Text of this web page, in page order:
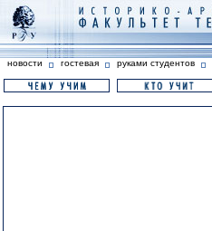
новости гостевая руками студентов